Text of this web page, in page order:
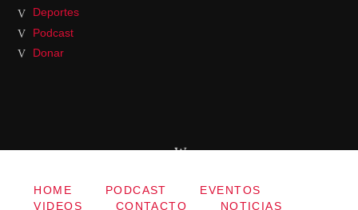
Deportes
Podcast
Donar
HOME PODCAST
EVENTOS
VIDEOS
CONTACTO NOTICIAS